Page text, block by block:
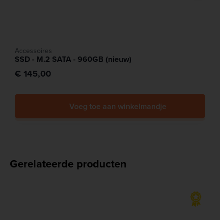
Accessoires
SSD - M.2 SATA - 960GB (nieuw)
€ 145,00
Voeg toe aan winkelmandje
Gerelateerde producten